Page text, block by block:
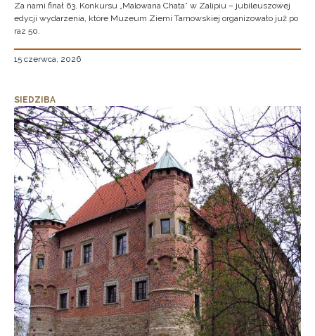
Za nami finał 63. Konkursu „Malowana Chata” w Zalipiu – jubileuszowej
edycji wydarzenia, które Muzeum Ziemi Tarnowskiej organizowało już po
raz 50.
15 czerwca, 2026
SIEDZIBA